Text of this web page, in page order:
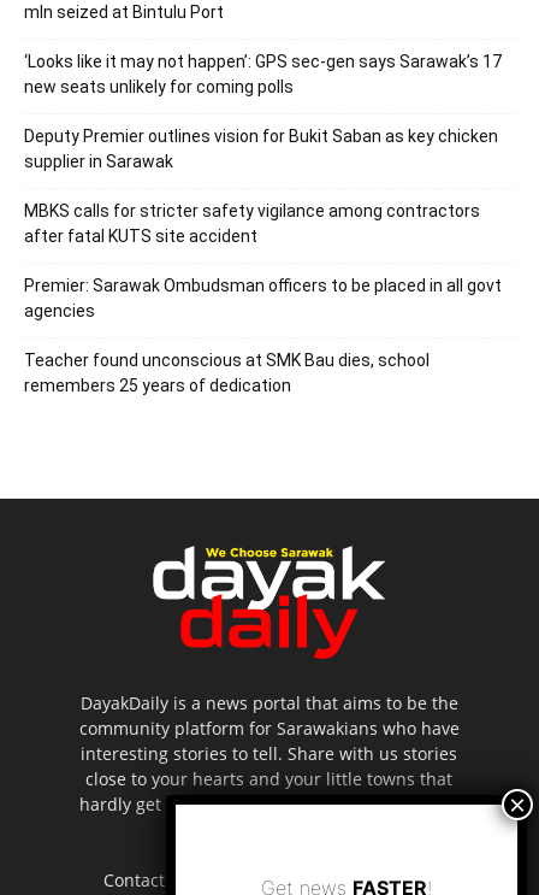
mln seized at Bintulu Port
‘Looks like it may not happen’: GPS sec-gen says Sarawak’s 17
new seats unlikely for coming polls
Deputy Premier outlines vision for Bukit Saban as key chicken
supplier in Sarawak
MBKS calls for stricter safety vigilance among contractors
after fatal KUTS site accident
Premier: Sarawak Ombudsman officers to be placed in all govt
agencies
Teacher found unconscious at SMK Bau dies, school
remembers 25 years of dedication
DayakDaily is a news portal that aims to be the
community platform for Sarawakians who have
interesting stories to tell. Share with us stories
close to your hearts and your little towns that
hardly get to be highlighted in the mainstream
Contact us: editor.dayakdaily@gmail.com
Get news FASTER!